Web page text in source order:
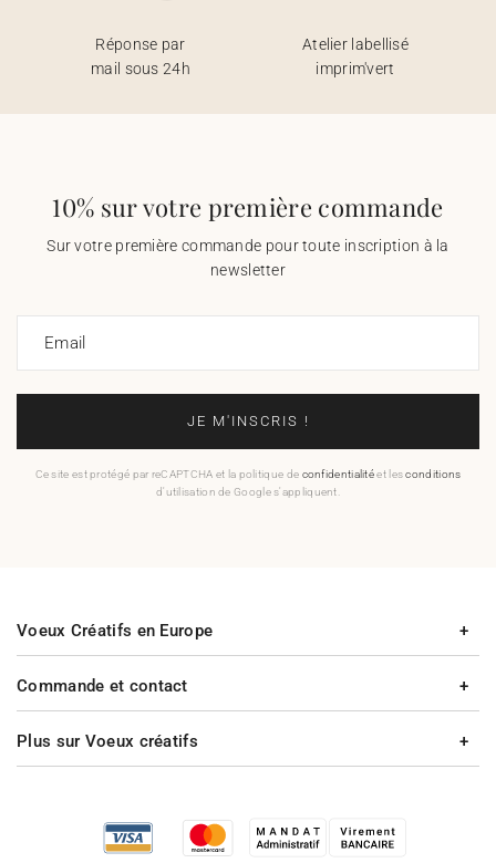
Réponse par
mail sous 24h
Atelier labellisé
imprim'vert
10% sur votre première commande
Sur votre première commande pour toute inscription à la
newsletter
Email
JE M'INSCRIS !
Ce site est protégé par reCAPTCHA et la politique de confidentialitéet lesconditions
d'utilisation de Google s'appliquent.
Commande et contact
Plus sur Voeux créatifs
Voeux Créatifs en Europe